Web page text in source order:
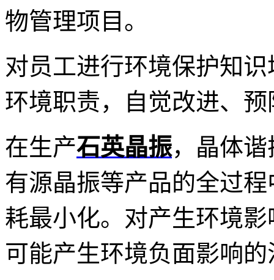
物管理项目。
对员工进行环境保护知
环境职责，自觉改进、
在生产石英晶振， 晶体谐
有源晶振等产品的全过
耗最小化。对产生环境
可能产生环境负面影响